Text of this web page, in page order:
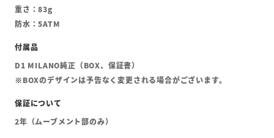
重さ：83g
防水：5ATM
D1 MILANO純正（BOX、保証書）
※BOXのデザインは予告なく変更される場合がございます。
2年（ムーブメント部のみ）